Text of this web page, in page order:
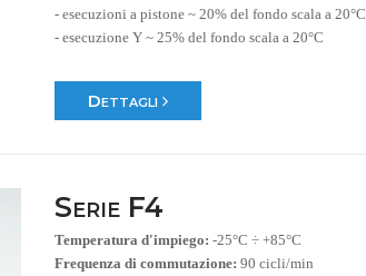
- esecuzioni a pistone ~ 20% del fondo scala a 20°C
- esecuzione Y ~ 25% del fondo scala a 20°C
Dettagli
Serie F4
Temperatura d'impiego: -25°C ÷ +85°C
Frequenza di commutazione: 90 cicli/min